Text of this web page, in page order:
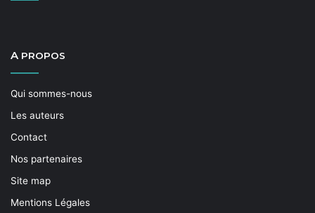
A PROPOS
Qui sommes-nous
Les auteurs
Contact
Nos partenaires
Site map
Mentions Légales